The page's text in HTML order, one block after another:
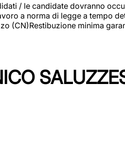
/ le candidate dovranno
a norma di legge a tempo
(CN)Restibuzione minima